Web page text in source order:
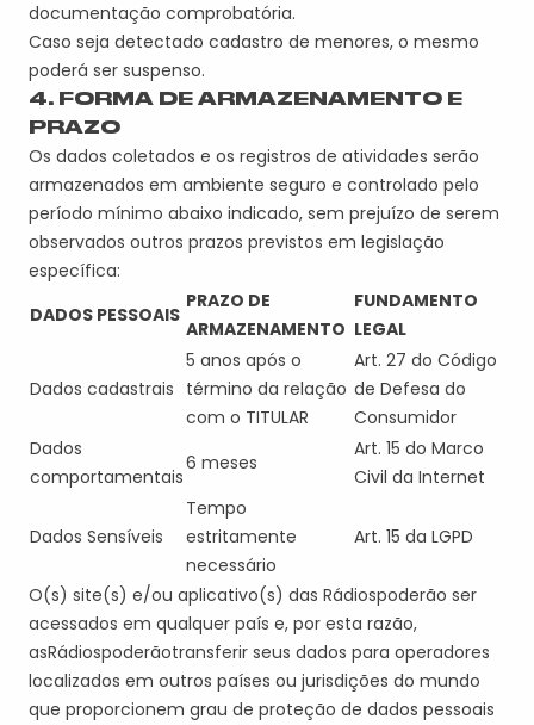
documentação comprobatória.
Caso seja detectado cadastro de menores, o mesmo
poderá ser suspenso.
4. FORMA DE ARMAZENAMENTO E
PRAZO
Os dados coletados e os registros de atividades serão
armazenados em ambiente seguro e controlado pelo
período mínimo abaixo indicado, sem prejuízo de serem
observados outros prazos previstos em legislação
específica:
DADOS PESSOAIS
PRAZO DE
ARMAZENAMENTO
FUNDAMENTO
LEGAL
Dados cadastrais
5 anos após o
término da relação
com o TITULAR
Art. 27 do Código
de Defesa do
Consumidor
Dados
comportamentais
6 meses
Art. 15 do Marco
Civil da Internet
Dados Sensíveis
Tempo
estritamente
necessário
Art. 15 da LGPD
O(s) site(s) e/ou aplicativo(s) das Rádiospoderão ser
acessados em qualquer país e, por esta razão,
asRádiospoderãotransferir seus dados para operadores
localizados em outros países ou jurisdições do mundo
que proporcionem grau de proteção de dados pessoais